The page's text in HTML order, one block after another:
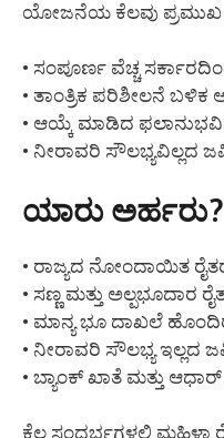
ಯೋಜನೆಯ ಕೆಲವು ಪ್ರಮುಖ
• ಸಂಪೂರ್ಣ ವೆಚ್ಚ
• ತಾಂತ್ರಿಕ ಪರಿಶೀಲನೆ
• ಆಯ್ಕೆ ಮಾಡಿದ
• ನೀರಾವರಿ ಸೌಲಭ್ಯವಿಲ್ಲದ
ಯಾರು ಅರ್ಹರು?
• ರಾಜ್ಯದ ನೋಂದಾಯಿತ
• ಸಣ್ಣ ಮತ್ತು ಅಲ್ಪಭೂದಾರ
• ಮಾನ್ಯ ಭೂ ದಾಖಲೆ
• ನೀರಾವರಿ ಸೌಲಭ್ಯ ಇಲ್ಲದ
• ಬ್ಯಾಂಕ್ ಖಾತೆ ಮತ್ತು